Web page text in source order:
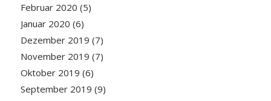
Februar 2020 (5)
Januar 2020 (6)
Dezember 2019 (7)
November 2019 (7)
Oktober 2019 (6)
September 2019 (9)